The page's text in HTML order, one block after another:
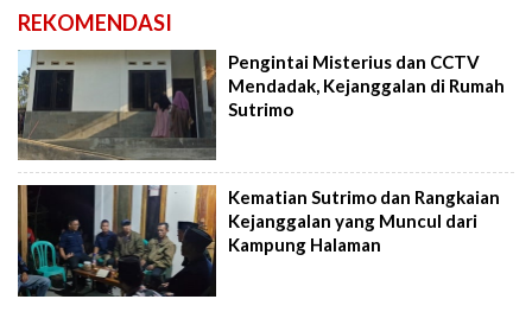
REKOMENDASI
Pengintai Misterius dan CCTV
Mendadak, Kejanggalan di Rumah
Sutrimo
Kematian Sutrimo dan Rangkaian
Kejanggalan yang Muncul dari
Kampung Halaman